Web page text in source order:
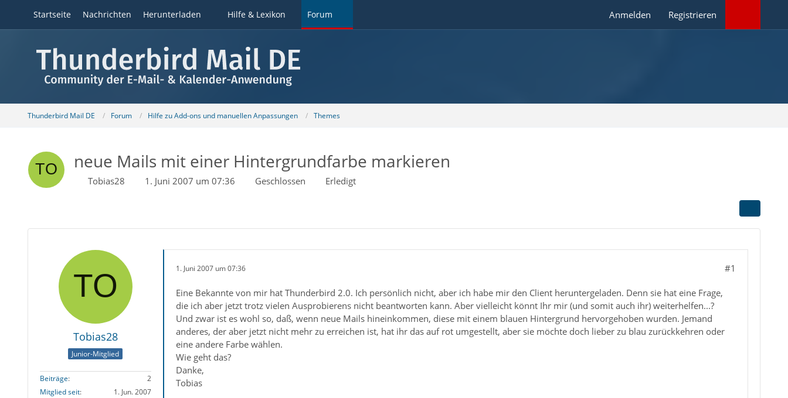
Startseite Nachrichten Herunterladen Hilfe & Lexikon Forum Anmelden Registrieren
Thunderbird Mail DE Forum Hilfe zu Add-ons und manuellen Anpassungen Themes
neue Mails mit einer Hintergrundfarbe markieren
Tobias28 1. Juni 2007 um 07:36 Geschlossen Erledigt
Tobias28
Junior-Mitglied
Beiträge
2
Mitglied seit
1. Jun. 2007
1. Juni 2007 um 07:36 #1
Eine Bekannte von mir hat Thunderbird 2.0. Ich persönlich nicht, aber ich habe mir den Client heruntergeladen. Denn sie hat eine Frage,
die ich aber jetzt trotz vielen Ausprobierens nicht beantworten kann. Aber vielleicht könnt Ihr mir (und somit auch ihr) weiterhelfen...?
Und zwar ist es wohl so, daß, wenn neue Mails hineinkommen, diese mit einem blauen Hintergrund hervorgehoben wurden. Jemand
anderes, der aber jetzt nicht mehr zu erreichen ist, hat ihr das auf rot umgestellt, aber sie möchte doch lieber zu blau zurückkehren oder
eine andere Farbe wählen.
Wie geht das?
Danke,
Tobias